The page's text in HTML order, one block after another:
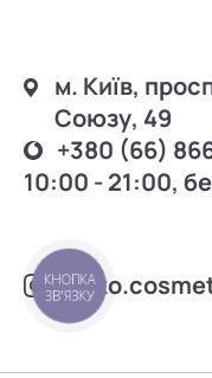
м. Київ,
Союзу, 49
+380 (66)
10:00 - 21:00,
КНОПКА
ЗВ'ЯЗКУ